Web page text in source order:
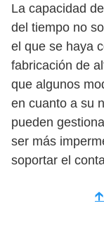
La capacidad
del tiempo no
el que se haya
fabricación de
que algunos
en cuanto a su
pueden
ser más
soportar el